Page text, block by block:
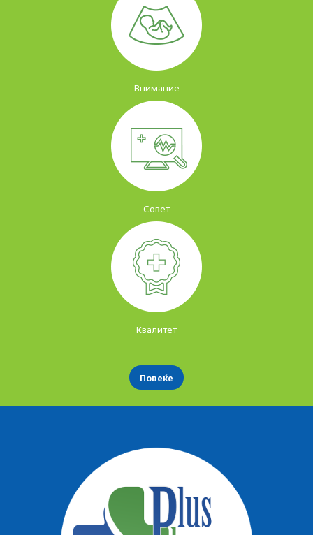
Внимание
Совет
Квалитет
Повеќе